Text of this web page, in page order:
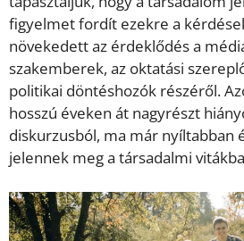
figyelmet fordít ezekre a
növekedett az érdeklődés a
szakemberek, az oktatási
politikai döntéshozók részéről.
hosszú éveken át nagyrészt
diskurzusból, ma már nyíltabban
jelennek meg a társadalmi